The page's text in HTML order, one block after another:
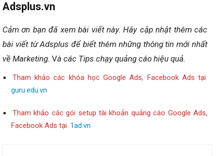
Adsplus.vn
Cảm ơn bạn đã xem bài viết này. Hãy cập nhật thêm các
bài viết từ Adsplus để biết thêm những thông tin mới nhất
về Marketing. Và các Tips chạy quảng cáo hiệu quả.
Tham khảo các khóa học Google Ads, Facebook Ads tại
guru.edu.vn
Tham khảo các gói setup tài khoản quảng cáo Google Ads,
Facebook Ads tại 1ad.vn